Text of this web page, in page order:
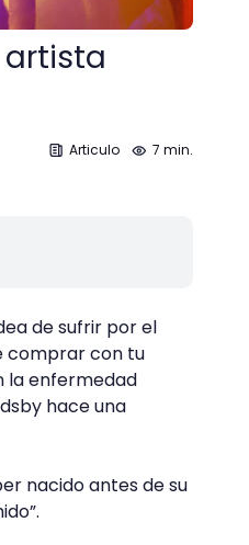
artista
Articulo 7 min.
de sufrir por el
comprar con tu
la enfermedad
hace una
nacido antes de su